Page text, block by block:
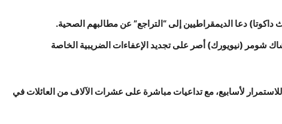
دعا الديمقراطيين إلى “التراجع” عن مطالبهم الصحية.
شومر (نيويورك) أصر على تجديد الإعفاءات الضريبية الخاصة
لأسابيع، مع تداعيات مباشرة على عشرات الآلاف من العائلات في